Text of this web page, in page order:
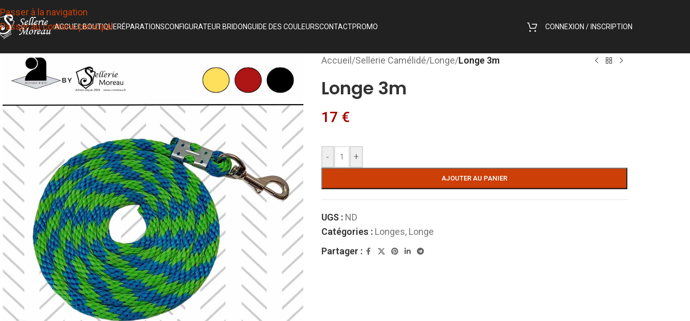
Passer à la navigation
Passer au contenu principal
ACCUEILBOUTIQUERÉPARATIONSCONFIGURATEUR BRIDONGUIDE DES COULEURSCONTACTPROMO CONNEXION / INSCRIPTION
Accueil /Sellerie Camélidé/Longe/Longe 3m
Longe 3m
17 €
- +
AJOUTER AU PANIER
UGS : ND
Catégories : Longes, Longe
Partager :